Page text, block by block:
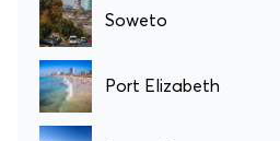
Soweto
Port Elizabeth